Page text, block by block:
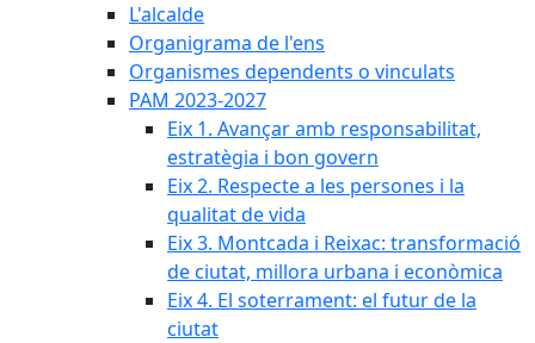
L'alcalde
Organigrama de l'ens
Organismes dependents o vinculats
PAM 2023-2027
Eix 1. Avançar amb responsabilitat,
estratègia i bon govern
Eix 2. Respecte a les persones i la
qualitat de vida
Eix 3. Montcada i Reixac: transformació
de ciutat, millora urbana i econòmica
Eix 4. El soterrament: el futur de la
ciutat